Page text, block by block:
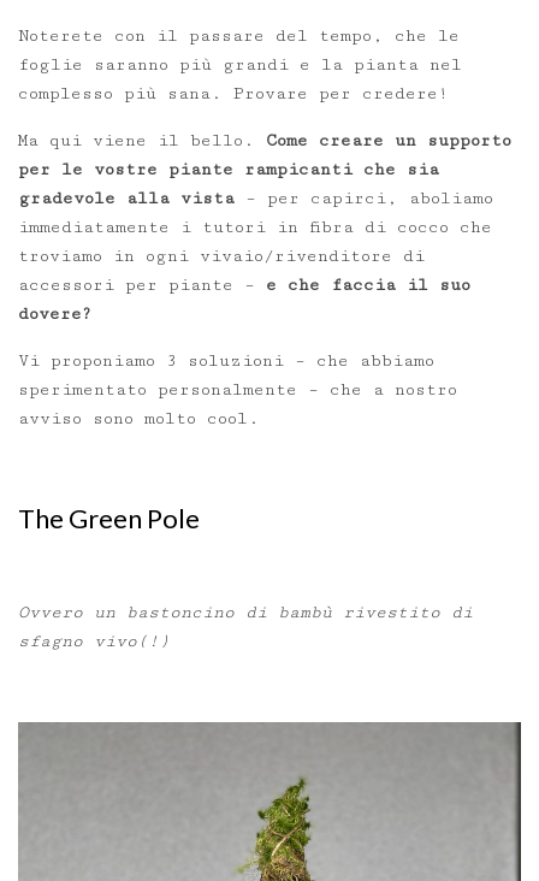
Noterete con il passare del tempo, che le
foglie saranno più grandi e la pianta nel
complesso più sana. Provare per credere!
Ma qui viene il bello. Come creare un supporto
per le vostre piante rampicanti che sia
gradevole alla vista – per capirci, aboliamo
immediatamente i tutori in fibra di cocco che
troviamo in ogni vivaio/rivenditore di
accessori per piante – e che faccia il suo
dovere?
Vi proponiamo 3 soluzioni – che abbiamo
sperimentato personalmente – che a nostro
avviso sono molto cool.
The Green Pole
Ovvero un bastoncino di bambù rivestito di
sfagno vivo(!)